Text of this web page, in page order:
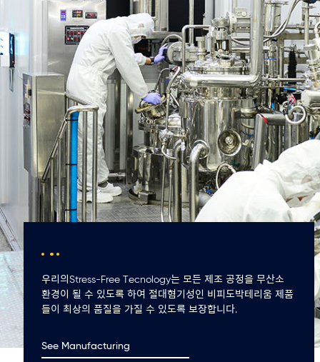
우리의Stress-Free Tecnology는 모든 제조 공정을 무산소
환경이 될 수 있도록 하여 절대혐기성인 비피도박테리움 제품
들이 최상의 품질을 가질 수 있도록 보장합니다.
See Manufacturing